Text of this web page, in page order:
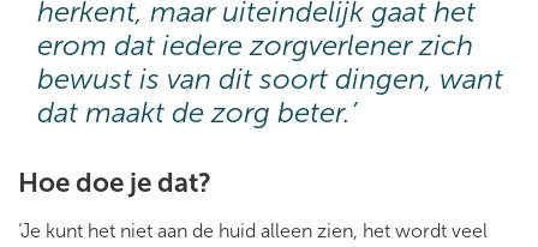
herkent, maar uiteindelijk gaat het
erom dat iedere zorgverlener zich
bewust is van dit soort dingen, want
dat maakt de zorg beter.’
Hoe doe je dat?
‘Je kunt het niet aan de huid alleen zien, het wordt veel